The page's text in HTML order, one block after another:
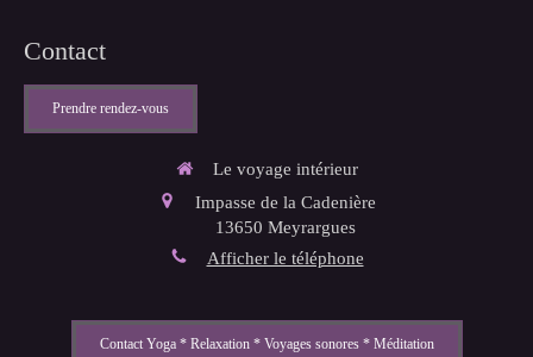
Contact
Prendre rendez-vous
Le voyage intérieur
Impasse de la Cadenière
13650 Meyrargues
Afficher le téléphone
Contact Yoga * Relaxation * Voyages sonores * Méditation